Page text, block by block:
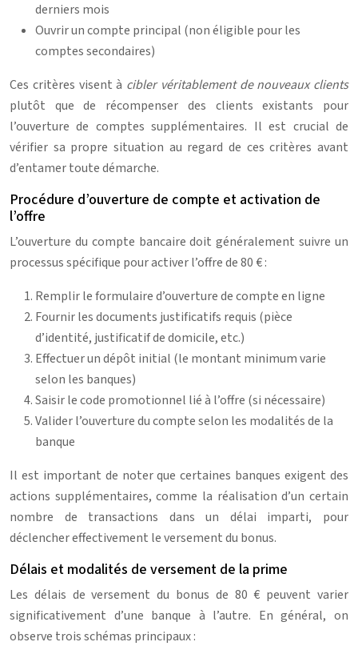
derniers mois
Ouvrir un compte principal (non éligible pour les
comptes secondaires)
Ces critères visent à cibler véritablement de nouveaux clients
plutôt que de récompenser des clients existants pour
l’ouverture de comptes supplémentaires. Il est crucial de
vérifier sa propre situation au regard de ces critères avant
d’entamer toute démarche.
Procédure d’ouverture de compte et activation de
l’offre
L’ouverture du compte bancaire doit généralement suivre un
processus spécifique pour activer l’offre de 80 € :
Remplir le formulaire d’ouverture de compte en ligne
Fournir les documents justificatifs requis (pièce
d’identité, justificatif de domicile, etc.)
Effectuer un dépôt initial (le montant minimum varie
selon les banques)
Saisir le code promotionnel lié à l’offre (si nécessaire)
Valider l’ouverture du compte selon les modalités de la
banque
Il est important de noter que certaines banques exigent des
actions supplémentaires, comme la réalisation d’un certain
nombre de transactions dans un délai imparti, pour
déclencher effectivement le versement du bonus.
Délais et modalités de versement de la prime
Les délais de versement du bonus de 80 € peuvent varier
significativement d’une banque à l’autre. En général, on
observe trois schémas principaux :